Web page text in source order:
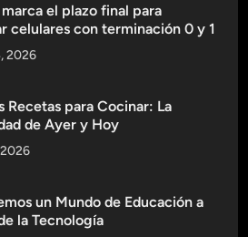
el plazo final para
celulares con terminación 0 y 1
2026
Recetas para Cocinar: La
de Ayer y Hoy
un Mundo de Educación a
la Tecnología